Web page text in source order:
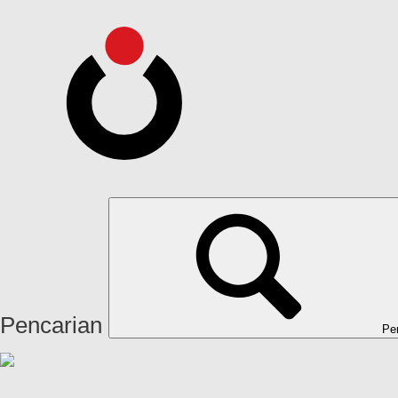
Pencarian